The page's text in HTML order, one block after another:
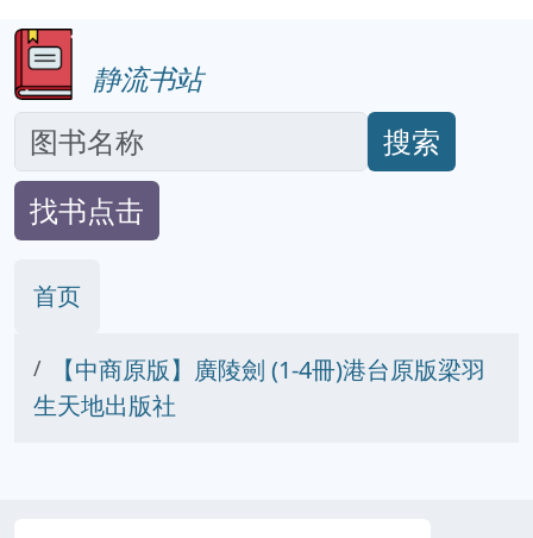
静流书站
搜索
找书点击
首页
【中商原版】廣陵劍 (1-4冊)港台原版梁羽
生天地出版社